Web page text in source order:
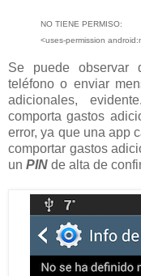
NO TIENE PERMISO:
<uses-permission
Se puede observar
teléfono o enviar
adicionales,
comporta gastos
error, ya que una app
comportar gastos
un PIN de alta de